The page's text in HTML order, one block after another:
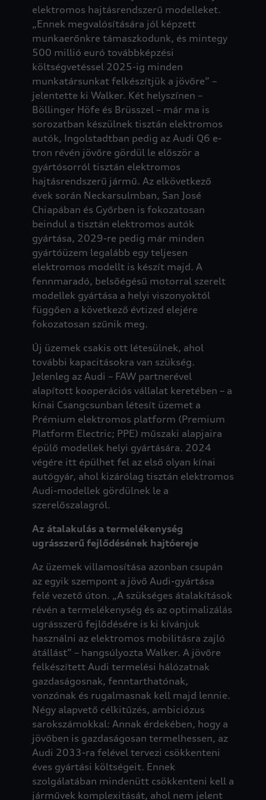
elektromos hajtásrendszerű modelleket.
„Ennek megvalósítására jól képzett
munkaerőnkre támaszkodunk, és mintegy
500 millió euró továbbképzési
költségvetéssel 2025-ig minden
munkatársunkat felkészítjük a jövőre” –
jelentette ki Walker. Két helyszínen –
Böllinger Höfe és Brüsszel – már ma is
sorozatban készülnek tisztán elektromos
autók, Ingolstadtban pedig az Audi Q6 e-
tron révén jövőre gördül le először a
gyártósorról tisztán elektromos
hajtásrendszerű jármű. Az elkövetkező
évek során Neckarsulmban, San José
Chiapában és Győrben is fokozatosan
beindul a tisztán elektromos autók
gyártása, 2029-re pedig már minden
gyártóüzem legalább egy teljesen
elektromos modellt is készít majd. A
fennmaradó, belsőégésű motorral szerelt
modellek gyártása a helyi viszonyoktól
függően a következő évtized elejére
fokozatosan szűnik meg.
Új üzemek csakis ott létesülnek, ahol
további kapacitásokra van szükség.
Jelenleg az Audi – FAW partnerével
alapított kooperációs vállalat keretében – a
kínai Csangcsunban létesít üzemet a
Prémium elektromos platform (Premium
Platform Electric; PPE) műszaki alapjaira
épülő modellek helyi gyártására. 2024
végére itt épülhet fel az első olyan kínai
autógyár, ahol kizárólag tisztán elektromos
Audi-modellek gördülnek le a
szerelőszalagról.
Az átalakulás a termelékenység
ugrásszerű fejlődésének hajtóereje
Az üzemek villamosítása azonban csupán
az egyik szempont a jövő Audi-gyártása
felé vezető úton. „A szükséges átalakítások
révén a termelékenység és az optimalizálás
ugrásszerű fejlődésére is ki kívánjuk
használni az elektromos mobilitásra zajló
átállást” – hangsúlyozta Walker. A jövőre
felkészített Audi termelési hálózatnak
gazdaságosnak, fenntarthatónak,
vonzónak és rugalmasnak kell majd lennie.
Négy alapvető célkitűzés, ambiciózus
sarokszámokkal: Annak érdekében, hogy a
jövőben is gazdaságosan termelhessen, az
Audi 2033-ra felével tervezi csökkenteni
éves gyártási költségeit. Ennek
szolgálatában mindenütt csökkenteni kell a
járművek komplexitását, ahol nem jelent